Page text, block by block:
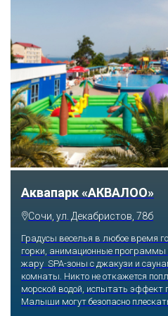
Тематический парк
Парк»
Сочи, Олимпийский проспект,
Оказавшись здесь, словно
любимых героев русского
сколько душе угодно кататься на
уровня. Гости участвуют в